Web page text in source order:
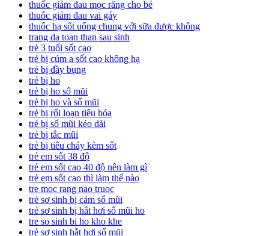
thuốc giảm đau mọc răng cho bé
thuốc giảm đau vai gáy
thuốc hạ sốt uống chung với sữa được không
trang da toan than sau sinh
trẻ 3 tuổi sốt cao
trẻ bị cúm a sốt cao không hạ
trẻ bị đầy bụng
trẻ bị ho
trẻ bị ho sổ mũi
trẻ bị ho và sổ mũi
trẻ bị rối loạn tiêu hóa
trẻ bị sổ mũi kéo dài
trẻ bị tắc mũi
trẻ bị tiêu chảy kèm sốt
trẻ em sốt 38 độ
trẻ em sốt cao 40 độ nên làm gì
trẻ em sốt cao thì làm thế nào
tre moc rang nao truoc
trẻ sơ sinh bị cảm sổ mũi
trẻ sơ sinh bị hắt hơi sổ mũi ho
tre so sinh bi ho kho khe
trẻ sơ sinh hắt hơi sổ mũi